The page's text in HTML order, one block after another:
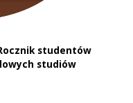
studentów
studiów